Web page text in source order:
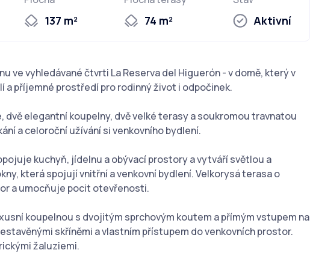
137 m² 74 m² Aktivní
ve vyhledávané čtvrti La Reserva del Higuerón - v domě, který v
a příjemné prostředí pro rodinný život i odpočinek.
elegantní koupelny, dvě velké terasy a soukromou travnatou
a celoroční užívání si venkovního bydlení.
kuchyň, jídelnu a obývací prostory a vytváří světlou a
která spojují vnitřní a venkovní bydlení. Velkorysá terasa o
a umocňuje pocit otevřenosti.
koupelnou s dvojitým sprchovým koutem a přímým vstupem na
skříněmi a vlastním přístupem do venkovních prostor.
žaluziemi.